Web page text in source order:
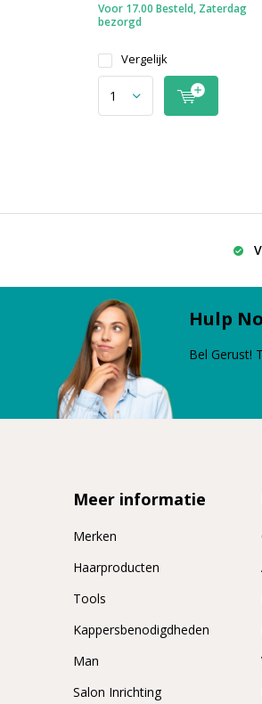
Voor 17.00 Besteld, Zaterdag
bezorgd
Vergelijk
Hulp
Bel Gerust!
Meer informatie
Merken
Haarproducten
Tools
Kappersbenodigdheden
Man
Salon Inrichting